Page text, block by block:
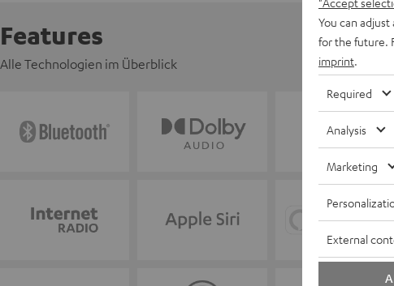
Features
Alle Technologien im Überblick
You can
for the future.
imprint
Required
Analysis
Marketing
External